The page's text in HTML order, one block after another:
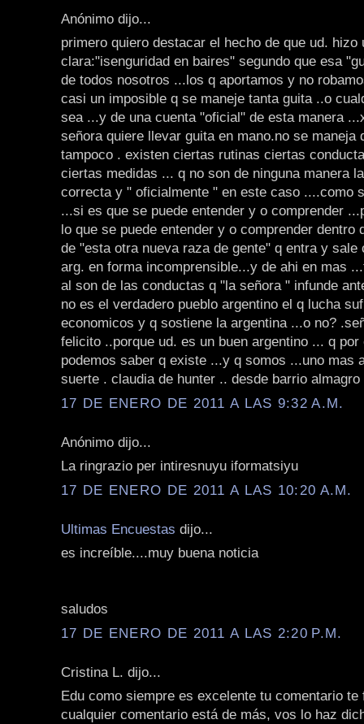
Anónimo dijo...
primero quiero destacar el hecho de que ud. hizo
clara:"isenguridad en baires" segundo que esa
de todos nosotros ...los q aportamos y no
casi un imposible q se maneje tanta guita ..o
sea ...y de una cuenta "oficial" de esta manera
señora quiere llevar guita en mano.no se maneja
tampoco . existen ciertas rutinas ciertas
ciertas medidas ... q no son de ninguna manera
correcta y " oficialmente " en este caso ....como
...si es que se puede entender y o comprender
lo que se puede entender y o comprender dentro
de "esta otra nueva raza de gente" q entra y sale
arg. en forma incomprensible...y de ahi en mas
al son de las conductas q "la señora " infunde
no es el verdadero pueblo argentino el q lucha
economicos y q sostiene la argentina ...o no?
felicito ..porque ud. es un buen argentino ... q por
podemos saber q existe ...y q somos ...uno mas
suerte . claudia de hunter .. desde barrio
17 DE ENERO DE 2011 A LAS 9:32 A.M.
Anónimo dijo...
La ringrazio per intiresnuyu iformatsiyu
17 DE ENERO DE 2011 A LAS 10:20 A.M.
Ultimas Encuestas dijo...
es increíble....muy buena noticia
saludos
17 DE ENERO DE 2011 A LAS 2:20 P.M.
Cristina L. dijo...
Edu como siempre es excelente tu comentario te
cualquier comentario está de más, vos lo haz